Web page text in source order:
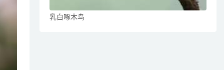
乳白啄木鸟